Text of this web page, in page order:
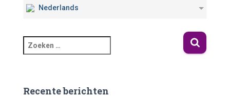
Nederlands
Recente berichten